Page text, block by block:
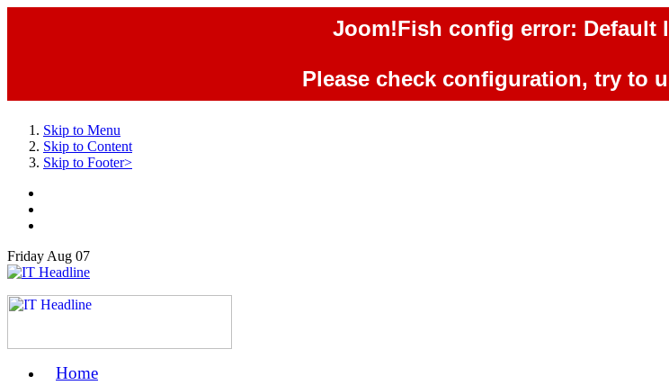
Joom!Fish config error: Default
Please check configuration, try to
Skip to Menu
Skip to Content
Skip to Footer>
Friday Aug 07
Home